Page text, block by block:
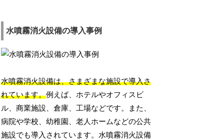
水噴霧消火設備の導入事例
水噴霧消火設備は、さまざまな施設で導入さ
れています。例えば、ホテルやオフィスビ
ル、商業施設、倉庫、工場などです。また、
病院や学校、幼稚園、老人ホームなどの公共
施設でも導入されています。水噴霧消火設備